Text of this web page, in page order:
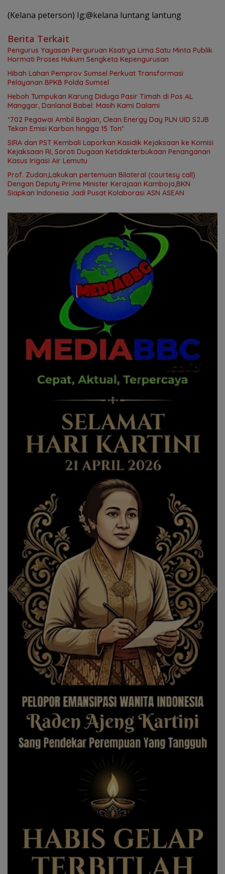
(Kelana peterson) Ig;@kelana luntang lantung
Berita Terkait
Pengurus Yayasan Perguruan Ksatrya Lima Satu Minta Publik
Hormati Proses Hukum Sengketa Kepengurusan
Hibah Lahan Pemprov Sumsel Perkuat Transformasi
Pelayanan BPKB Polda Sumsel
Heboh Tumpukan Karung Diduga Pasir Timah di Pos AL
Manggar, Danlanal Babel: Masih Kami Dalami
*702 Pegawai Ambil Bagian, Clean Energy Day PLN UID S2JB
Tekan Emisi Karbon hingga 15 Ton*
SIRA dan PST Kembali Laporkan Kasidik Kejaksaan ke Komisi
Kejaksaan RI, Soroti Dugaan Ketidakterbukaan Penanganan
Kasus Irigasi Air Lemutu
Prof. Zudan,Lakukan pertemuan Bilateral (courtesy call)
Dengan Deputy Prime Minister Kerajaan Kamboja,BKN
Siapkan Indonesia Jadi Pusat Kolaborasi ASN ASEAN